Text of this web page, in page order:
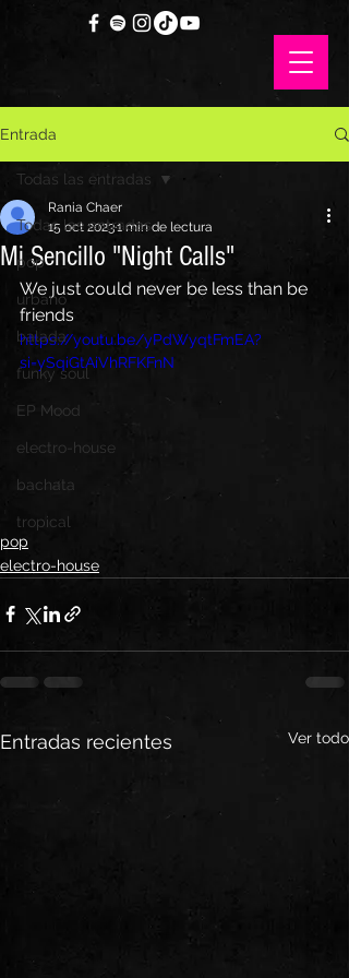
Entrada
Todas las entradas
pop
urbano
balada
funky soul
EP Mood
electro-house
bachata
tropical
Todas las entradas
Mi Sencillo "Night Calls"
Rania Chaer
15 oct 20231 min de lectura
We just could never be less than be
friends
https://youtu.be/yPdWyqtFmEA?
si=ySqiGtAiVhRFKFnN
pop
electro-house
Entradas recientes Ver todo